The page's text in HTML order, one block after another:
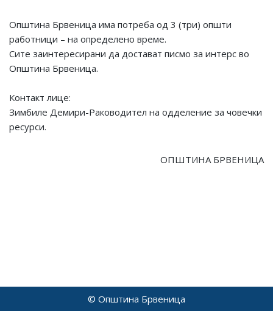
Општина Брвеница има потреба од 3 (три) општи
работници – на определено време.
Сите заинтересирани да достават писмо за интерс во
Општина Брвеница.
Контакт лице:
Зимбиле Демири-Раководител на одделение за човечки
ресурси.
ОПШТИНА БРВЕНИЦА
© Општина Брвеница